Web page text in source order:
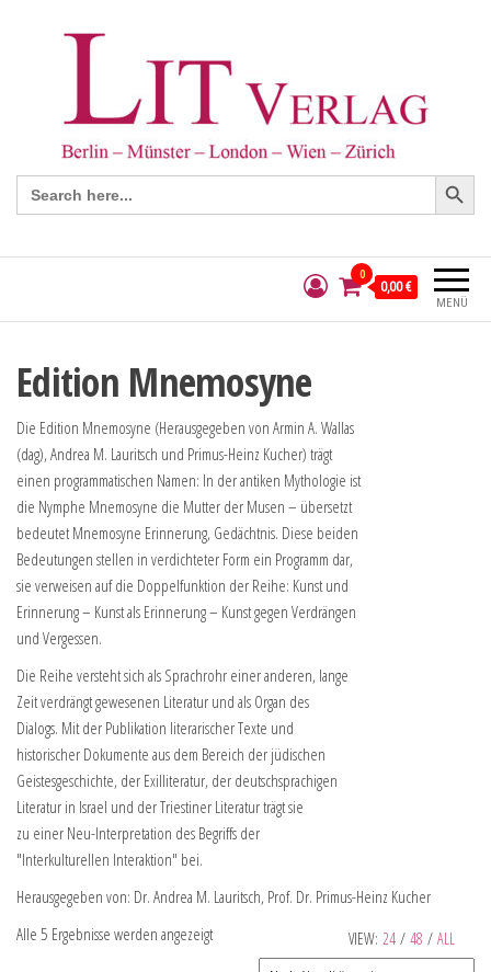
Search
for:
Search Button
MENÜ
0
0,00 €
Edition Mnemosyne
Die Edition Mnemosyne (Herausgegeben von Armin A. Wallas
(dag), Andrea M. Lauritsch und Primus-Heinz Kucher) trägt
einen programmatischen Namen: In der antiken Mythologie ist
die Nymphe Mnemosyne die Mutter der Musen – übersetzt
bedeutet Mnemosyne Erinnerung, Gedächtnis. Diese beiden
Bedeutungen stellen in verdichteter Form ein Programm dar,
sie verweisen auf die Doppelfunktion der Reihe: Kunst und
Erinnerung – Kunst als Erinnerung – Kunst gegen Verdrängen
und Vergessen.
Die Reihe versteht sich als Sprachrohr einer anderen, lange
Zeit verdrängt gewesenen Literatur und als Organ des
Dialogs. Mit der Publikation literarischer Texte und
historischer Dokumente aus dem Bereich der jüdischen
Geistesgeschichte, der Exilliteratur, der deutschsprachigen
Literatur in Israel und der Triestiner Literatur trägt sie
zu einer Neu-Interpretation des Begriffs der
"Interkulturellen Interaktion" bei.
Herausgegeben von: Dr. Andrea M. Lauritsch, Prof. Dr. Primus-Heinz Kucher
VIEW: 24 / 48 / ALL
Alle 5 Ergebnisse werden angezeigt